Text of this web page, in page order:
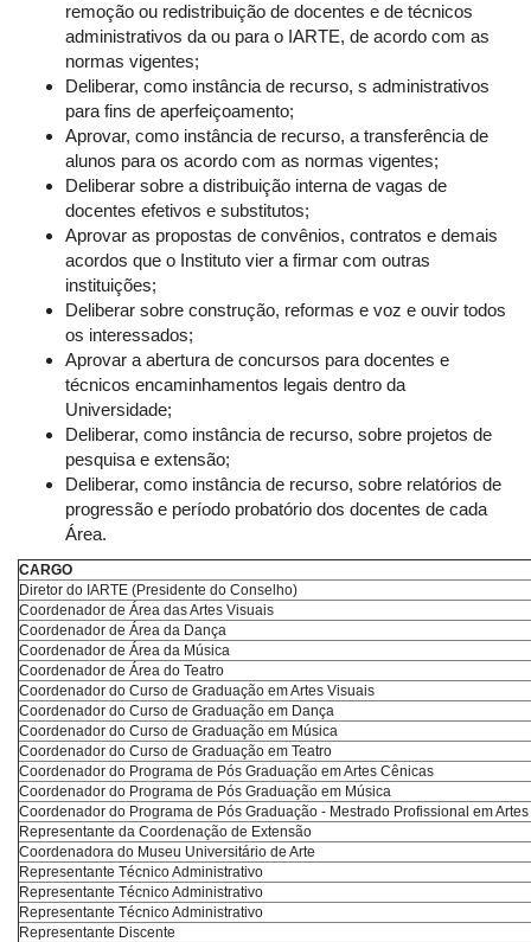
remoção ou redistribuição de docentes e de técnicos
administrativos da ou para o IARTE, de acordo com as
normas vigentes;
Deliberar, como instância de recurso, s administrativos
para fins de aperfeiçoamento;
Aprovar, como instância de recurso, a transferência de
alunos para os acordo com as normas vigentes;
Deliberar sobre a distribuição interna de vagas de
docentes efetivos e substitutos;
Aprovar as propostas de convênios, contratos e demais
acordos que o Instituto vier a firmar com outras
instituições;
Deliberar sobre construção, reformas e voz e ouvir todos
os interessados;
Aprovar a abertura de concursos para docentes e
técnicos encaminhamentos legais dentro da
Universidade;
Deliberar, como instância de recurso, sobre projetos de
pesquisa e extensão;
Deliberar, como instância de recurso, sobre relatórios de
progressão e período probatório dos docentes de cada
Área.
CARGO
Diretor do IARTE (Presidente do Conselho)
Coordenador de Área das Artes Visuais
Coordenador de Área da Dança
Coordenador de Área da Música
Coordenador de Área do Teatro
Coordenador do Curso de Graduação em Artes Visuais
Coordenador do Curso de Graduação em Dança
Coordenador do Curso de Graduação em Música
Coordenador do Curso de Graduação em Teatro
Coordenador do Programa de Pós Graduação em Artes Cênicas
Coordenador do Programa de Pós Graduação em Música
Coordenador do Programa de Pós Graduação - Mestrado Profissional em Artes
Representante da Coordenação de Extensão
Coordenadora do Museu Universitário de Arte
Representante Técnico Administrativo
Representante Técnico Administrativo
Representante Técnico Administrativo
Representante Discente